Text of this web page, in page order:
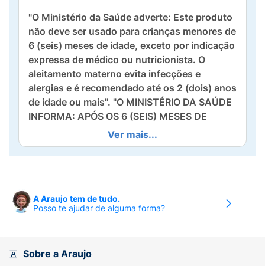
"O Ministério da Saúde adverte: Este produto
não deve ser usado para crianças menores de
6 (seis) meses de idade, exceto por indicação
expressa de médico ou nutricionista. O
aleitamento materno evita infecções e
alergias e é recomendado até os 2 (dois) anos
de idade ou mais". "O MINISTÉRIO DA SAÚDE
INFORMA: APÓS OS 6 (SEIS) MESES DE
IDADE, CONTINUE AMAMENTANDO SEU
FILHO E OFEREÇA NOVOS ALIMENTOS."
AMAMENTANDO SEU FILHO E OFEREÇA
NOVOS ALIMENTOS."
Farinha de milho integral enriquecida com
Ver mais...
A Araujo tem de tudo.
Posso te ajudar de alguma forma?
Sobre a Araujo